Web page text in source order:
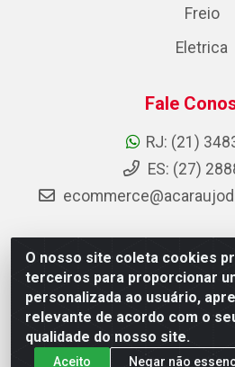
O nosso site coleta cookies
terceiros para proporcionar
personalizada ao usuário,
relevante de acordo com o
qualidade do nosso site.
Aceito Negar não
Freio
Eletrica
Fale
RJ: (21)
ES: (27)
AC Araujo Distribuidora - Rua
São Cristóvão, Rio de Janeiro/
CNPJ 08.744.753/